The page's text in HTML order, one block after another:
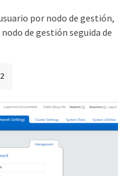
por nodo de gestión,
de gestión seguida de